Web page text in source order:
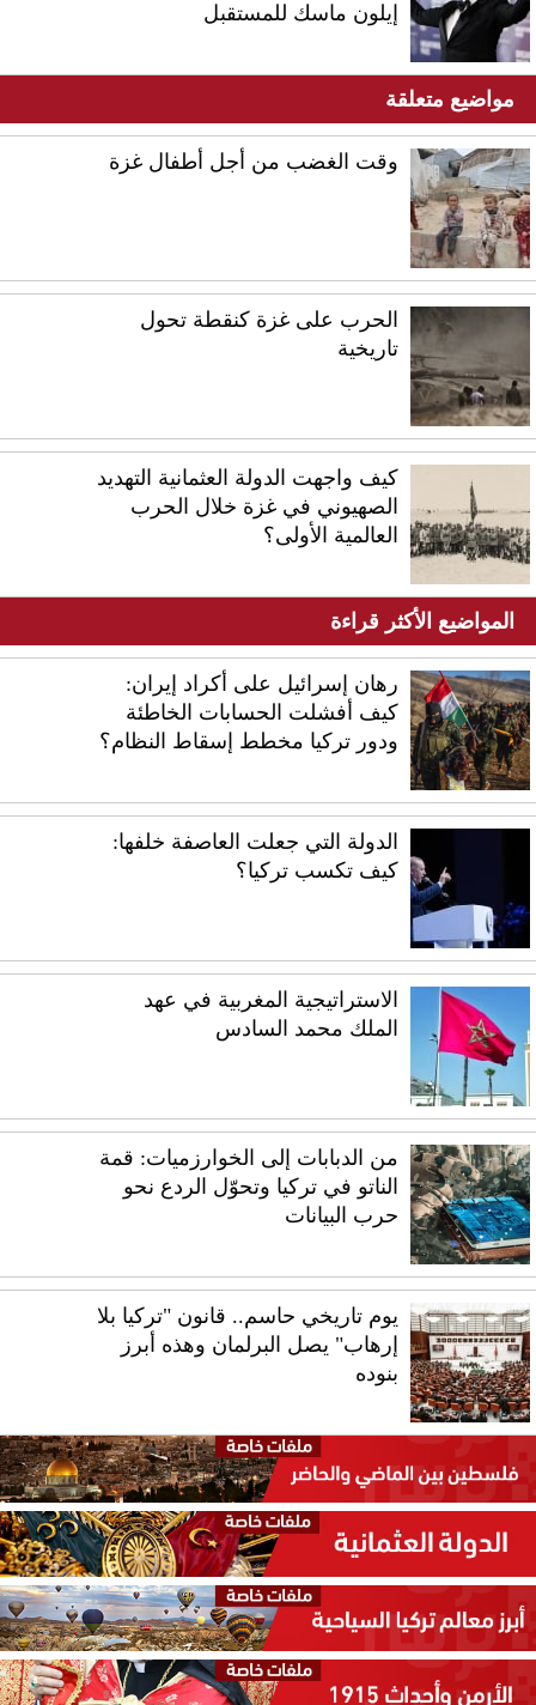
إيلون ماسك للمستقبل
مواضيع متعلقة
وقت الغضب من أجل أطفال غزة
الحرب على غزة كنقطة تحول
تاريخية
كيف واجهت الدولة العثمانية التهديد
الصهيوني في غزة خلال الحرب
العالمية الأولى؟
المواضيع الأكثر قراءة
رهان إسرائيل على أكراد إيران:
كيف أفشلت الحسابات الخاطئة
ودور تركيا مخطط إسقاط النظام؟
الدولة التي جعلت العاصفة خلفها:
كيف تكسب تركيا؟
الاستراتيجية المغربية في عهد
الملك محمد السادس
من الدبابات إلى الخوارزميات: قمة
الناتو في تركيا وتحوّل الردع نحو
حرب البيانات
يوم تاريخي حاسم.. قانون "تركيا بلا
إرهاب" يصل البرلمان وهذه أبرز
بنوده